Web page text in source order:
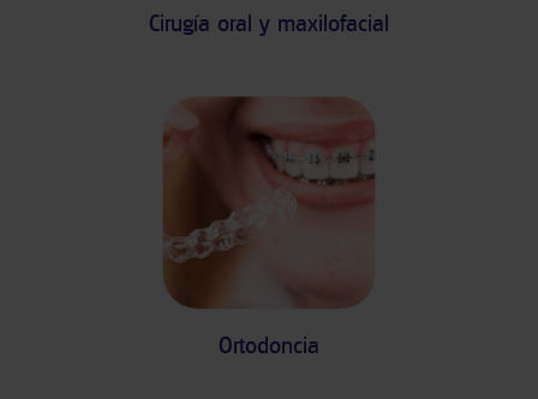
Cirugía oral y maxilofacial
Ortodoncia